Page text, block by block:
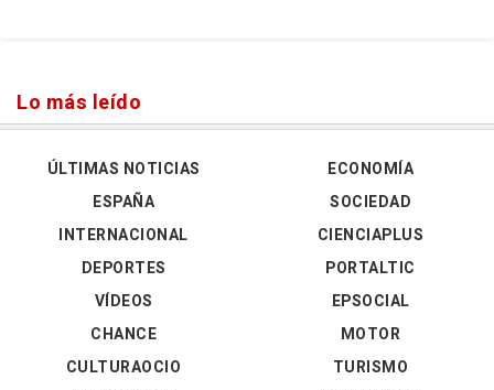
Lo más leído
ÚLTIMAS NOTICIAS
ESPAÑA
INTERNACIONAL
DEPORTES
VÍDEOS
ECONOMÍA
SOCIEDAD
CIENCIAPLUS
PORTALTIC
EPSOCIAL
CHANCE
CULTURAOCIO
MOTOR
TURISMO